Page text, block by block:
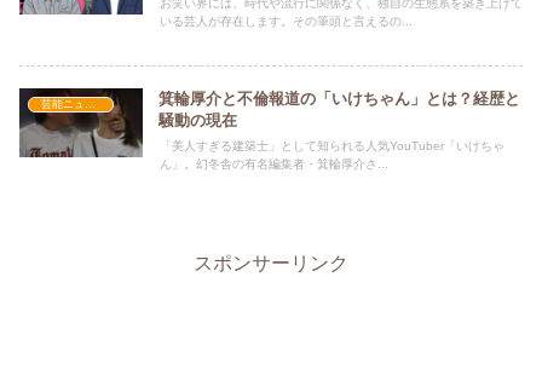
お笑い界には、時代や流行に関係なく、独自の生態系を築き上げて
いる芸人が存在します。その筆頭と言えるの...
箕輪厚介と不倫報道の「いけちゃん」とは？経歴と
騒動の現在
「美人すぎる建築士」として知られる人気YouTuber「いけちゃ
ん」。幻冬舎の有名編集者・箕輪厚介さ...
スポンサーリンク